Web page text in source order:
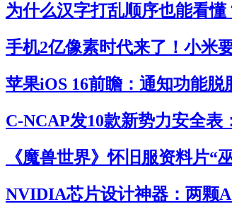
为什么汉字打乱顺序也能看
手机2亿像素时代来了！小米
苹果iOS 16前瞻：通知功能脱
C-NCAP发10款新势力安全
《魔兽世界》怀旧服资料片“
NVIDIA芯片设计神器：两颗